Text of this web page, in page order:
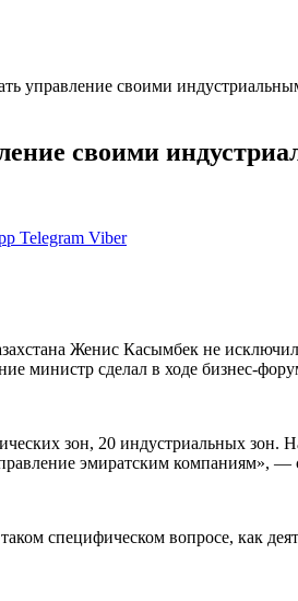
управление своими
своими
Telegram Viber
Женис Касымбек не
министр сделал в ходе бизнес-
зон, 20 индустриальных
эмиратским
специфическом вопросе, как